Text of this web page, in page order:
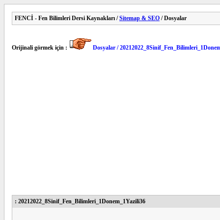
FENCİ - Fen Bilimleri Dersi Kaynakları /Sitemap & SEO / Dosyalar
Orijinali görmek için : Dosyalar /
: 20212022_8Sinif_Fen_Bilimleri_1Donem_1Yazili36